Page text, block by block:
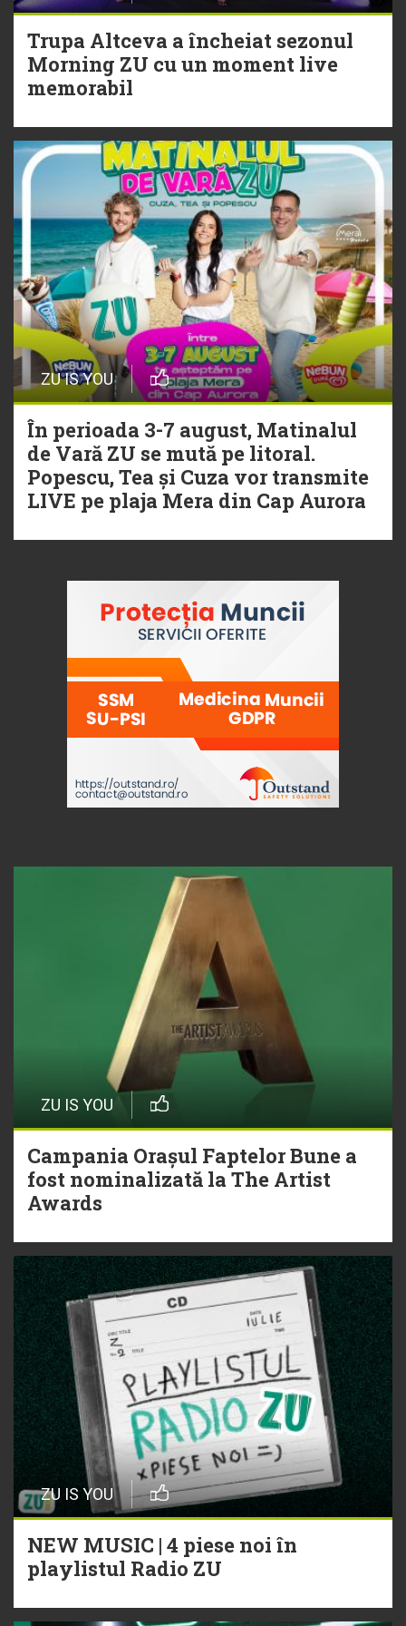
20 Iulie
Torpedoul lui Morar: Theo Rose -
Trupa Altceva a încheiat sezonul
Morning ZU cu un moment live
memorabil
ZU IS YOU
În perioada 3-7 august, Matinalul
de Vară ZU se mută pe litoral.
Popescu, Tea și Cuza vor transmite
LIVE pe plaja Mera din Cap Aurora
ZU IS YOU
Campania Orașul Faptelor Bune a
fost nominalizată la The Artist
Awards
ZU IS YOU
NEW MUSIC | 4 piese noi în
playlistul Radio ZU